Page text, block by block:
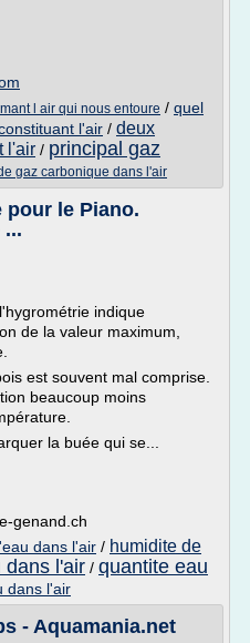
l air qui nous entoure / quel
l'air / deux
l'air / principal gaz
gaz carbonique dans l'air
pour le Piano.
indique
de la valeur maximum,
est souvent mal comprise.
beaucoup moins
la buée qui se...
genand.ch
dans l'air / humidite de
dans l'air / quantite eau
dans l'air
- Aquamania.net